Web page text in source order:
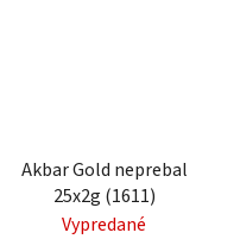
Akbar Gold neprebal
25x2g (1611)
Vypredané